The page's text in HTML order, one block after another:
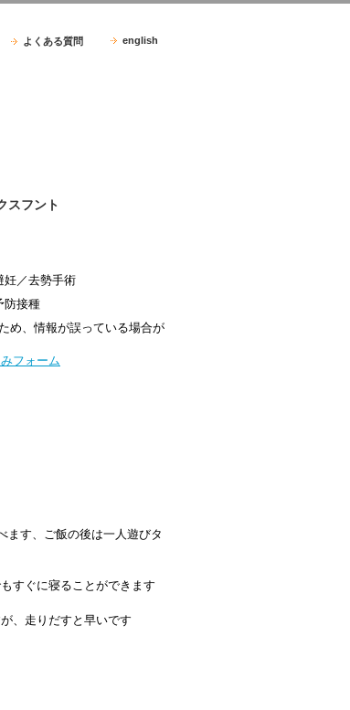
よくある質問 english
フント
ます、ご飯の後は一人遊びタ
すぐに寝ることができます
、走りだすと早いです